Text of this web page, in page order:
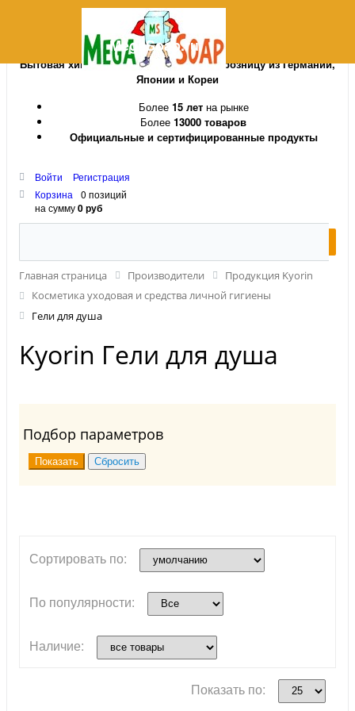
MegaSoap.ru
Бытовая химия и косметика оптом и в розницу из Германии,
Японии и Кореи
Более 15 летна рынке
Более 13000 товаров
Официальные и сертифицированные продукты
Войти
Регистрация
Корзина
0 позиций
на сумму0 руб
Главная страница Производители
Продукция Kyorin
Косметика уходовая и средства личной гигиены
Гели для душа
Kyorin Гели для душа
Подбор параметров
Сортировать по:
По популярности:
Наличие:
Показать по: